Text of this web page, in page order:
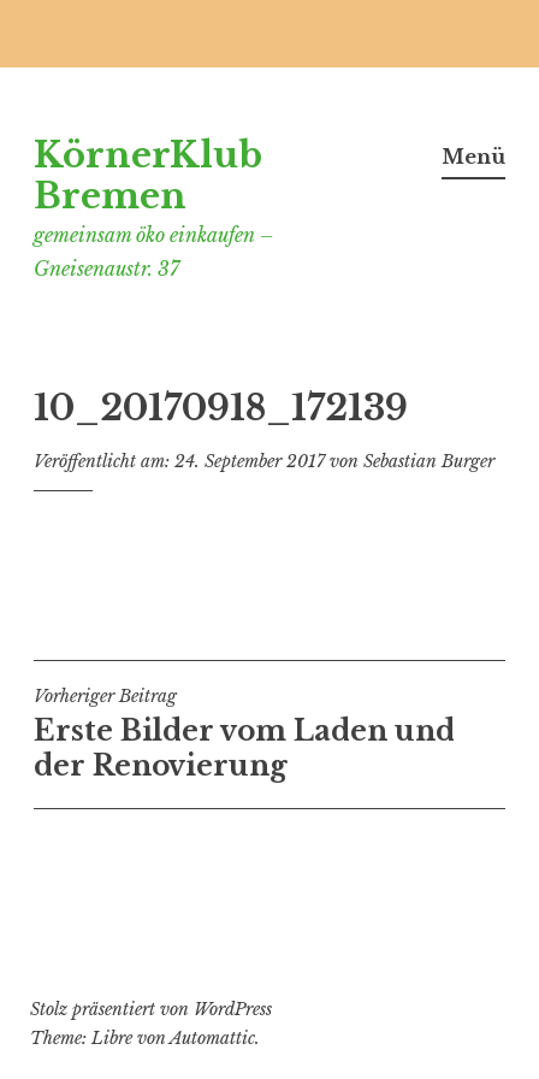
springen
KörnerKlub
Bremen
gemeinsam öko einkaufen –
Gneisenaustr. 37
Menü
10_20170918_172139
Veröffentlicht am: 24. September 2017von Sebastian Burger
Beitragsnavigation
Vorheriger Beitrag
Erste Bilder vom Laden und
der Renovierung
Stolz präsentiert von WordPress
Theme: Libre vonAutomattic.